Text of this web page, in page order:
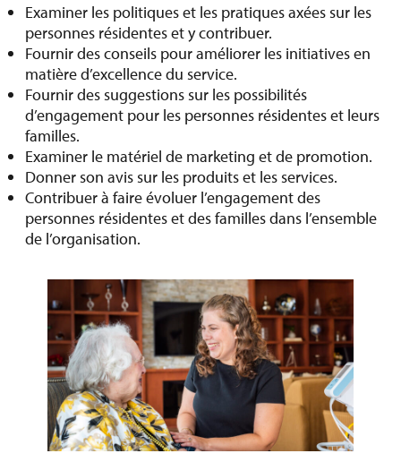
Examiner les politiques et les pratiques axées sur les
personnes résidentes et y contribuer.
Fournir des conseils pour améliorer les initiatives en
matière d’excellence du service.
Fournir des suggestions sur les possibilités
d’engagement pour les personnes résidentes et leurs
familles.
Examiner le matériel de marketing et de promotion.
Donner son avis sur les produits et les services.
Contribuer à faire évoluer l’engagement des
personnes résidentes et des familles dans l’ensemble
de l’organisation.